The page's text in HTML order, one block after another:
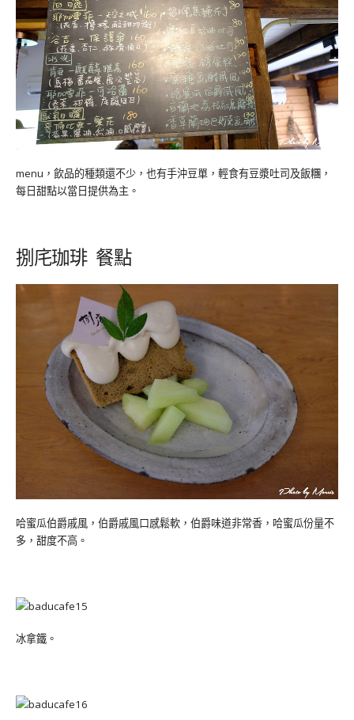
menu，飲品的種類還不少，也有手沖豆單，輕食有豆漿吐司及飯糰，
每日甜點以當日提供為主。
捌㡯珈琲 餐點
哈蜜瓜伯爵戚風，伯爵戚風口感鬆軟，伯爵味道非常香，哈蜜瓜份量不
多，甜度不高。
冰拿鐵。